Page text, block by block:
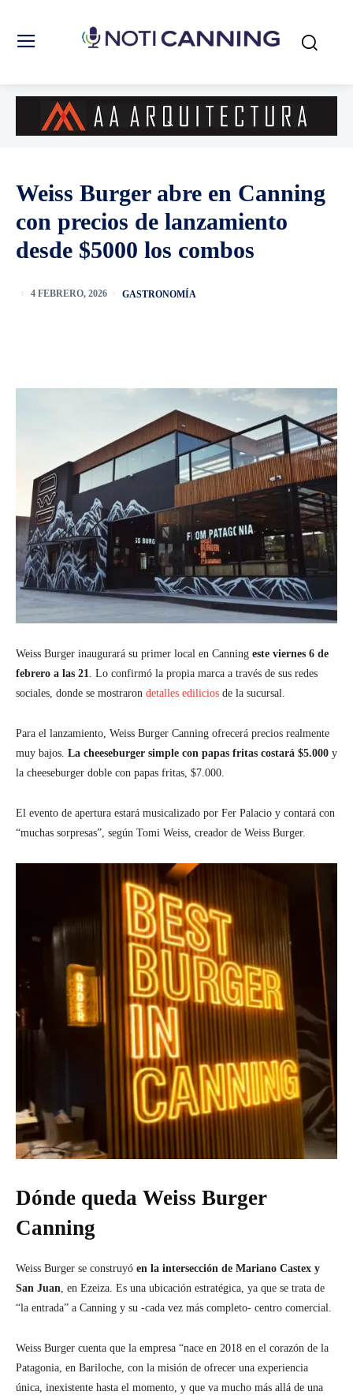
Weiss Burger abre en Canning
con precios de lanzamiento
desde $5000 los combos
4 FEBRERO, 2026 GASTRONOMÍA
Weiss Burger inaugurará su primer local en Canning este viernes 6 de
febrero a las 21
. Lo confirmó la propia marca a través de sus redes
sociales, donde se mostraron detalles edilicios de la sucursal.
Para el lanzamiento, Weiss Burger Canning ofrecerá precios realmente
muy bajos. La cheeseburger simple con papas fritas costará $5.000 y
la cheeseburger doble con papas fritas, $7.000.
El evento de apertura estará musicalizado por Fer Palacio y contará con
“muchas sorpresas”, según Tomi Weiss, creador de Weiss Burger.
Dónde queda Weiss Burger
Canning
Weiss Burger se construyó en la intersección de Mariano Castex y
San Juan , en Ezeiza. Es una ubicación estratégica, ya que se trata de
“la entrada” a Canning y su -cada vez más completo- centro comercial.
Weiss Burger cuenta que la empresa “nace en 2018 en el corazón de la
Patagonia, en Bariloche, con la misión de ofrecer una experiencia
única, inexistente hasta el momento, y que va mucho más allá de una